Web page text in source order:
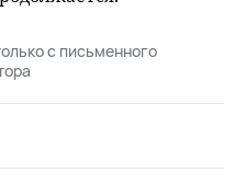
с письменного